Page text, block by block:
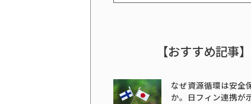
【おすすめ記事
なぜ資源循環は安全
か。日フィン連携が